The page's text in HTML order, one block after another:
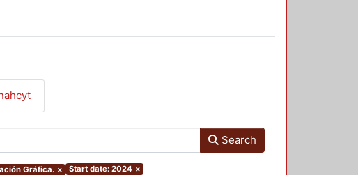
Search
Gráfica. × Start date: 2024 ×